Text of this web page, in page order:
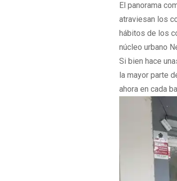
El panorama
atraviesan los
hábitos de los
núcleo urbano
Si bien hace
la mayor parte
ahora en cada